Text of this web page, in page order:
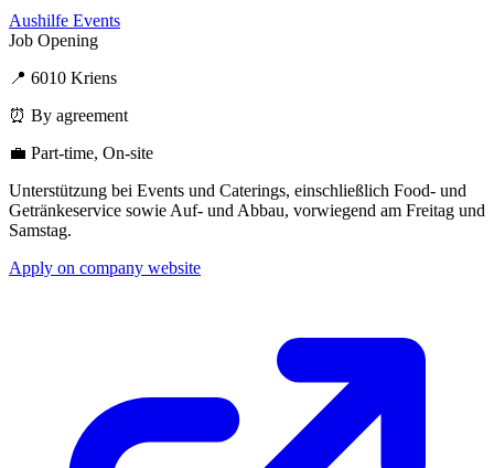
Aushilfe Events
Job Opening
📍 6010 Kriens
⏰ By agreement
💼 Part-time, On-site
Unterstützung bei Events und Caterings, einschließlich Food- und
Getränkeservice sowie Auf- und Abbau, vorwiegend am Freitag und
Samstag.
Apply on company website